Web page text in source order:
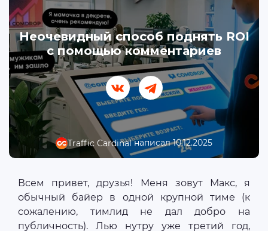
Traffic Cardinalнаписал 10.12.2025
Неочевидный способ поднять ROI
с помощью комментариев
Всем привет, друзья! Меня зовут Макс, я
обычный байер в одной крупной тиме (к
сожалению, тимлид не дал добро на
публичность). Лью нутру уже третий год,